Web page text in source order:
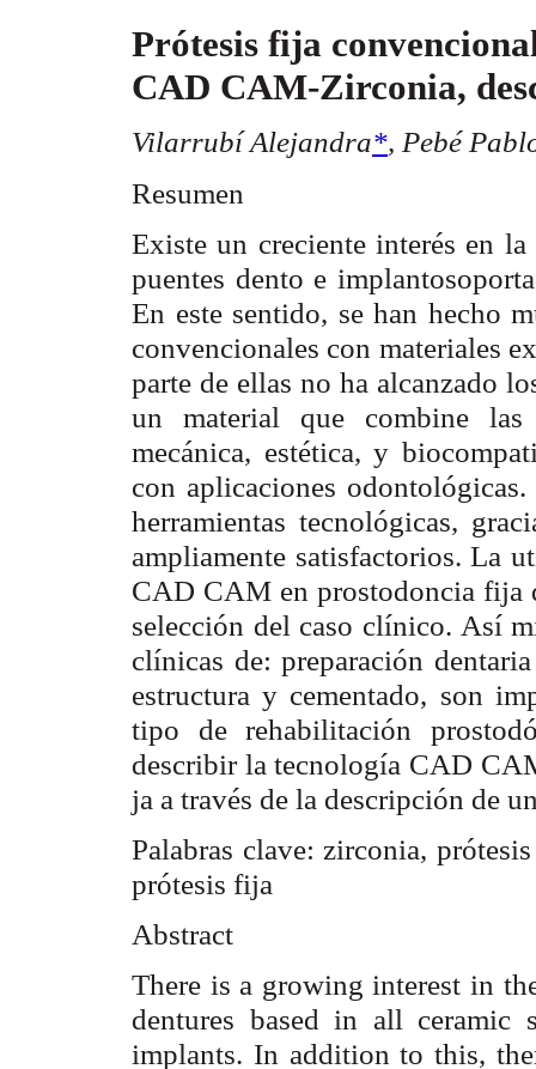
Prótesis fija
CAD CAM-Zirconia,
Vilarrubí Alejandra*, Pebé
Resumen
Existe un creciente interés en
puentes dento e
En este sentido, se han hecho
convencionales con materiales
parte de ellas no ha alcanzado
un material que combine las
mecánica, estética, y
con aplicaciones
herramientas tecnológicas,
ampliamente satisfactorios. La
CAD CAM en prostodoncia fija
selección del caso clínico. Así
clínicas de: preparación
estructura y cementado, son
tipo de rehabilitación
describir la tecnología CAD
ja a través de la descripción de
Palabras clave: zirconia,
prótesis fija
Abstract
There is a growing interest in
dentures based in all ceramic
implants. In addition to this,